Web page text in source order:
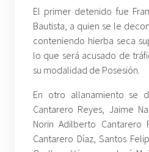
El primer detenido fue
Bautista, a quien se le
conteniendo hierba seca
lo que será acusado de
su modalidad de Posesión.
En otro allanamiento se
Cantarero Reyes, Jaime
Norin Adilberto Cantarero
Cantarero Díaz, Santos